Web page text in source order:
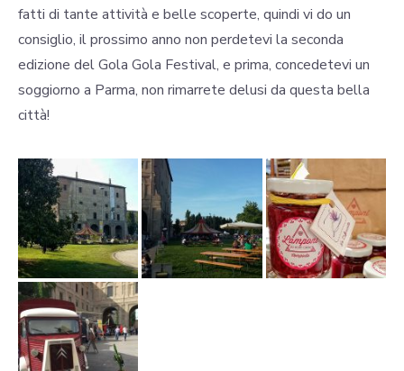
fatti di tante attività e belle scoperte, quindi vi do un
consiglio, il prossimo anno non perdetevi la seconda
edizione del Gola Gola Festival, e prima, concedetevi un
soggiorno a Parma, non rimarrete delusi da questa bella
città!